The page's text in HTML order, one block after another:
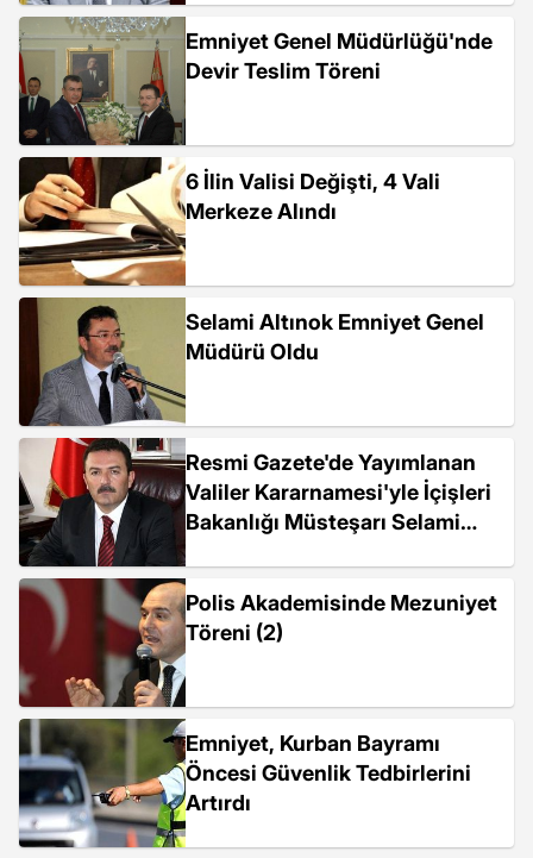
Emniyet Genel Müdürlüğü'nde
Devir Teslim Töreni
6 İlin Valisi Değişti, 4 Vali
Merkeze Alındı
Selami Altınok Emniyet Genel
Müdürü Oldu
Resmi Gazete'de Yayımlanan
Valiler Kararnamesi'yle İçişleri
Bakanlığı Müsteşarı Selami
Polis Akademisinde Mezuniyet
Töreni (2)
Emniyet, Kurban Bayramı
Öncesi Güvenlik Tedbirlerini
Artırdı